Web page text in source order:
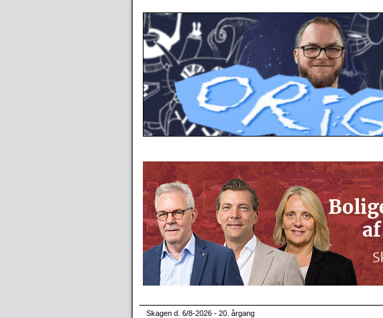
Skagen d. 6/8-2026 - 20. årgang